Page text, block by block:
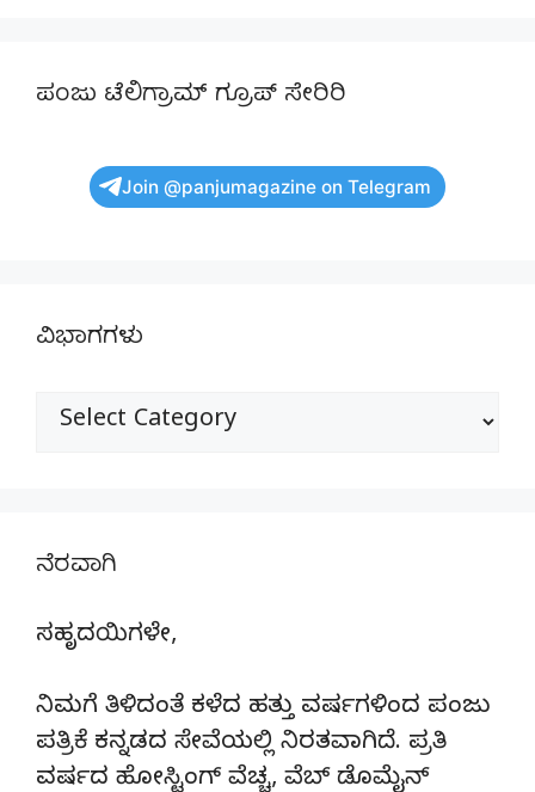
ಪಂಜು ಟೆಲಿಗ್ರಾಮ್ ಗ್ರೂಪ್ ಸೇರಿರಿ
Join @panjumagazine on Telegram
ವಿಭಾಗಗಳು
ವಿಭಾಗಗಳು
ನೆರವಾಗಿ
ಸಹೃದಯಿಗಳೇ,
ನಿಮಗೆ ತಿಳಿದಂತೆ ಕಳೆದ ಹತ್ತು ವರ್ಷಗಳಿಂದ ಪಂಜು
ಪತ್ರಿಕೆ ಕನ್ನಡದ ಸೇವೆಯಲ್ಲಿ ನಿರತವಾಗಿದೆ. ಪ್ರತಿ
ವರ್ಷದ ಹೋಸ್ಟಿಂಗ್‌ ವೆಚ್ಚ, ವೆಬ್‌ ಡೊಮೈನ್‌